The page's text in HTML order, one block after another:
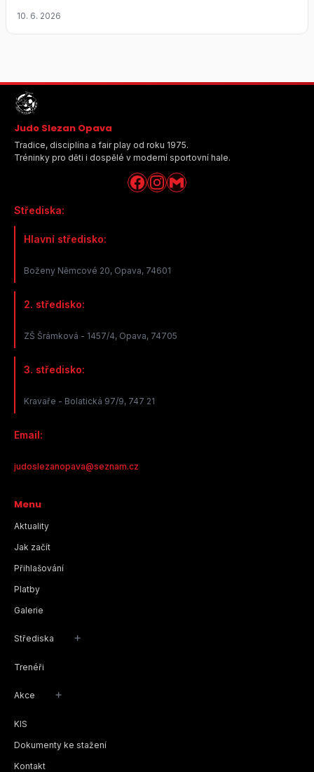
10. 6. 2026
Judo Slezan Opava
Tradice, disciplína a fair play od roku 1975.
Tréninky pro děti i dospělé v moderní sportovní hale.
Střediska:
Hlavní středisko:
Boženy Němcové 20, Opava, 74601
2. středisko:
ZŠ Šrámková - 1457/4, Opava, 74705
3. středisko:
Kravaře - Bolatická 97/9, 747 21
Email:
judoslezanopava@seznam.cz
Menu
Aktuality
Jak začít
Přihlašování
Platby
Galerie
Střediska +
Trenéři
Akce +
KIS
Dokumenty ke stažení
Kontakt